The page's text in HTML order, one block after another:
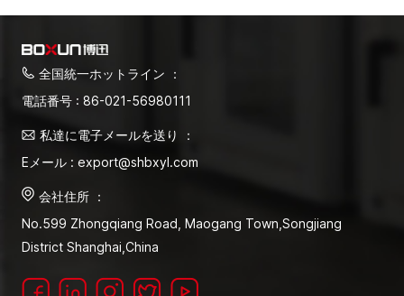
全国統一ホットライン ：
電話番号 : 86-021-56980111
私達に電子メールを送り ：
Eメール : export@shbxyl.com
会社住所 ：
No.599 Zhongqiang Road, Maogang Town,Songjiang
District Shanghai,China